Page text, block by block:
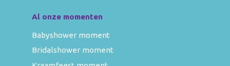
Al onze momenten
Babyshower moment
Bridalshower moment